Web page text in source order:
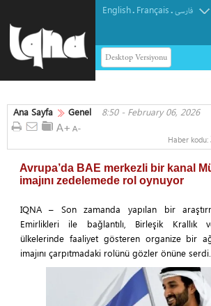
English. Français.فارسی
Desktop Versiyonu
Ana Sayfa Genel 8:50 - February 06, 2026
Haber kodu:
Avrupa’da BAE merkezli bir kanal
imajını zedelemede rol oynuyor
IQNA – Son zamanda yapılan bir
Emirlikleri ile bağlantılı, Birleşik Krallık
ülkelerinde faaliyet gösteren organize bir
imajını çarpıtmadaki rolünü gözler önüne serdi.